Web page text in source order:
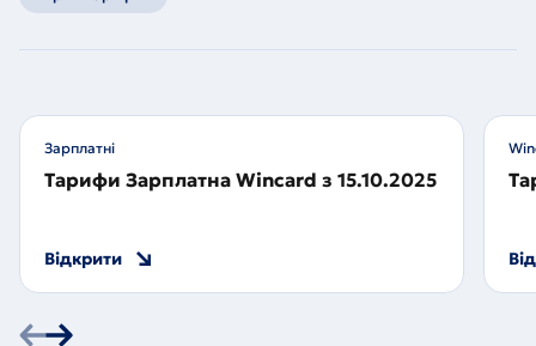
Зарплатні
Тарифи Зарплатна Wincard з 15.10.2025
Відкрити
Наступний